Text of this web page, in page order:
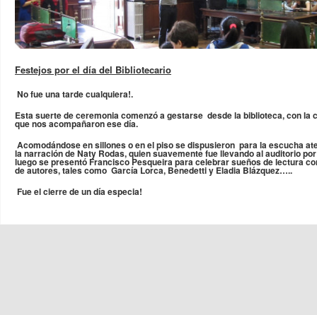
Festejos por el día del Bibliotecario
No fue una tarde cualquiera!.
Esta suerte de ceremonia comenzó a gestarse desde la biblioteca, con la
que nos acompañaron ese día.
Acomodándose en sillones o en el piso se dispusieron para la escucha
la narración de Naty Rodas, quien suavemente fue llevando al auditorio
luego se presentó Francisco Pesqueira para celebrar sueños de lectura
de autores, tales como García Lorca, Benedetti y Eladia Blázquez…..
Fue el cierre de un día especia!